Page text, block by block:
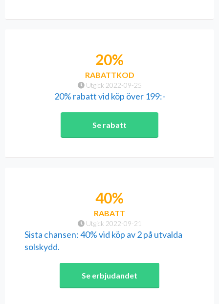
Utgick 2022-09-25
20%
RABATTKOD
20% rabatt vid köp över 199:-
Se rabatt
Utgick 2022-09-21
40%
RABATT
Sista chansen: 40% vid köp av 2 på utvalda
solskydd.
Se erbjudandet